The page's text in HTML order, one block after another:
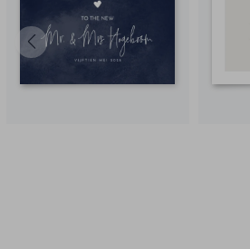
EEN VRAAG?
Hier vind je waarschijnlijk
Niet gevonden? Neem
met ons